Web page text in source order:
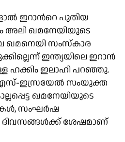
ഇറാന്‍റെ പുതിയ
അലി ഖമനേയിയുടെ
സംസ്കാര
ഇന്ത്യയിലെ ഇറാന്‍
ഹക്കിം ഇലാഹി പറഞ്ഞു.
ഇസ്രയേൽ സംയുക്ത
ഖമനേയിയുടെ
സംഘർഷ
ദിവസങ്ങള്‍ക്ക് ശേഷമാണ്